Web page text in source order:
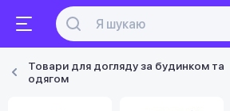
Товари для догляду за будинком та
одягом